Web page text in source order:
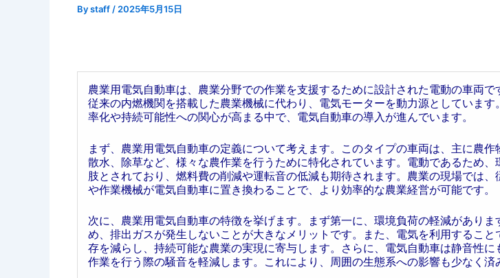
Bystaff / 2025年5月15日
農業用電気自動車は、農業分野での作業を支援するために設計された電動の車両で
従来の内燃機関を搭載した農業機械に代わり、電気モーターを動力源としています
率化や持続可能性への関心が高まる中で、電気自動車の導入が進んでいます。
まず、農業用電気自動車の定義について考えます。このタイプの車両は、主に農作
散水、除草など、様々な農作業を行うために特化されています。電動であるため、
肢とされており、燃料費の削減や運転音の低減も期待されます。農業の現場では、
や作業機械が電気自動車に置き換わることで、より効率的な農業経営が可能です。
次に、農業用電気自動車の特徴を挙げます。まず第一に、環境負荷の軽減がありま
め、排出ガスが発生しないことが大きなメリットです。また、電気を利用すること
存を減らし、持続可能な農業の実現に寄与します。さらに、電気自動車は静音性に
作業を行う際の騒音を軽減します。これにより、周囲の生態系への影響も少なく済